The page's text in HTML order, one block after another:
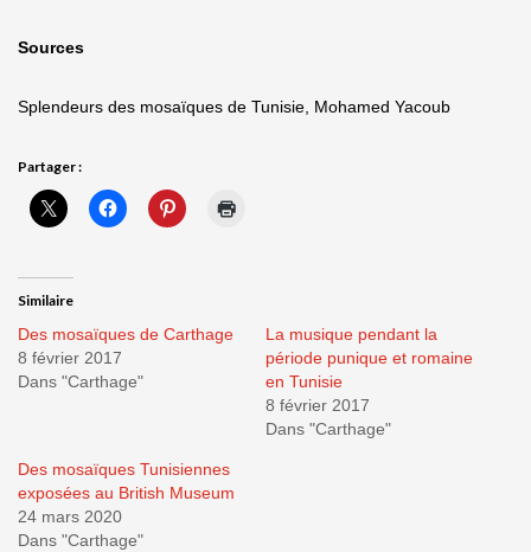
Sources
Splendeurs des mosaïques de Tunisie, Mohamed Yacoub
Partager :
Similaire
Des mosaïques de Carthage
8 février 2017
Dans "Carthage"
La musique pendant la
période punique et romaine
en Tunisie
8 février 2017
Dans "Carthage"
Des mosaïques Tunisiennes
exposées au British Museum
24 mars 2020
Dans "Carthage"